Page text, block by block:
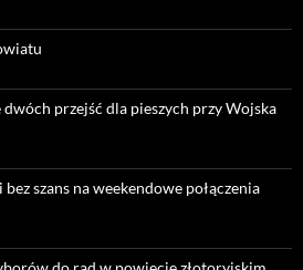
przejść dla pieszych przy Wojska
szans na weekendowe połączenia